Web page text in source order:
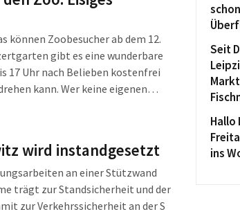
können Zoobesucher ab dem 12.
gibt es eine wunderbare
17 Uhr nach Belieben kostenfrei
kann. Wer keine eigenen
wird instandgesetzt
an einer Stützwand
trägt zur Standsicherheit und der
zur Verkehrssicherheit an der S
Seit
ins